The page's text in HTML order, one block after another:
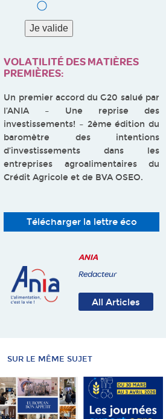
VOLATILITÉ DES MATIÈRES
PREMIÈRES:
Un premier accord du G20 salué par
l’ANIA – Une reprise des
investissements! – 2ème édition du
baromètre des intentions
d’investissements dans les
entreprises agroalimentaires du
Crédit Agricole et de BVA OSEO.
Télécharger la lettre éco
ANIA
Redacteur
All Articles
SUR LE MÊME SUJET